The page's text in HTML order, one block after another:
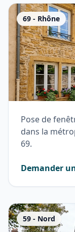
69 - Rhône
Pose de
dans la
69.
Demander
59 - Nord